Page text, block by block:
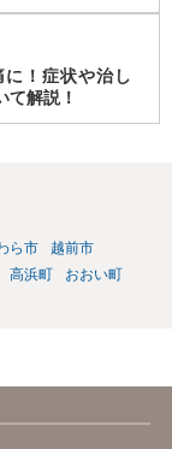
！症状や治し
て解説！
ら市
越前市
高浜町
おおい町